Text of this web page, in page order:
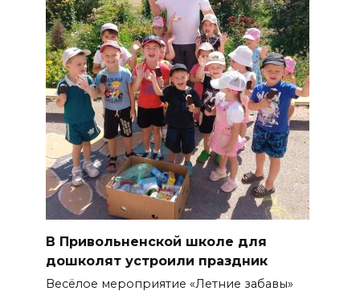
В Привольненской школе для
дошколят устроили праздник
Весёлое мероприятие «Летние забавы»